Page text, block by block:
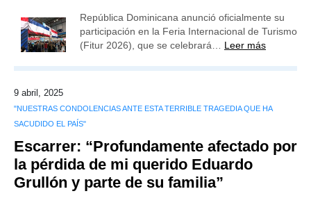
República Dominicana anunció oficialmente su
participación en la Feria Internacional de Turismo
(Fitur 2026), que se celebrará… Leer más
9 abril, 2025
"NUESTRAS CONDOLENCIAS ANTE ESTA TERRIBLE TRAGEDIA QUE HA
SACUDIDO EL PAÍS"
Escarrer: “Profundamente afectado por
la pérdida de mi querido Eduardo
Grullón y parte de su familia”